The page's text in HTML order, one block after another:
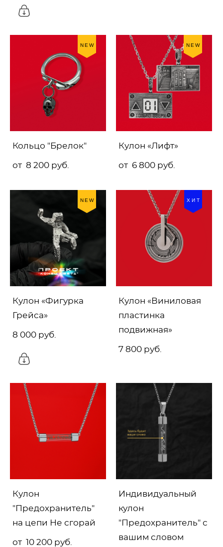
NEW
Кольцо "Брелок"
от 8 200 pуб.
NEW
Кулон «Лифт»
от 6 800 pуб.
NEW
Кулон «Фигурка
Грейса»
8 000 pуб.
ХИТ
Кулон «Виниловая
пластинка
подвижная»
7 800 pуб.
Кулон
"Предохранитель"
на цепи Не сгорай
от 10 200 pуб.
Индивидуальный
кулон
"Предохранитель" с
вашим словом